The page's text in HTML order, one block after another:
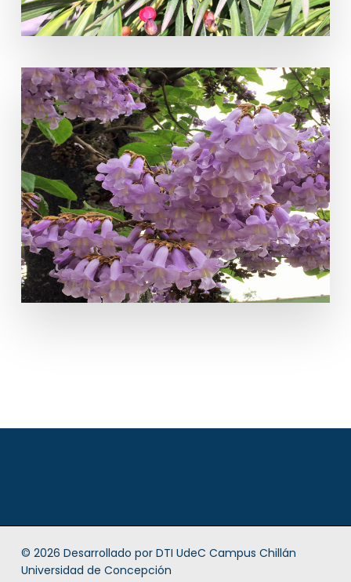
Paulownia tomentosa (Thunb.)
Steud.
© 2026 Desarrollado por DTI UdeC Campus Chillán
Universidad de Concepción